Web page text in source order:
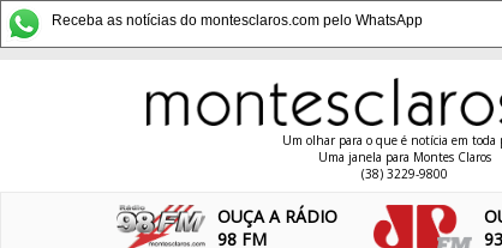
Receba as notícias do montesclaros.com pelo WhatsApp
Um olhar para o que é notícia em toda
Uma janela para Montes Claros
(38) 3229-9800
OUÇA A RÁDIO
98 FM